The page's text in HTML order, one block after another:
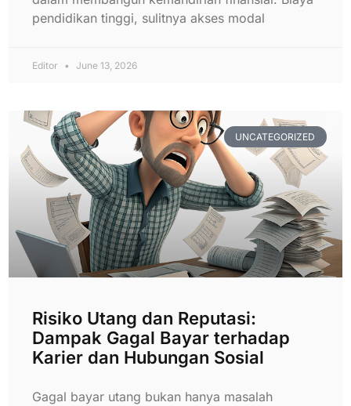
pendidikan tinggi, sulitnya akses modal
Editor June 13, 2026
UNCATEGORIZED
Risiko Utang dan Reputasi:
Dampak Gagal Bayar terhadap
Karier dan Hubungan Sosial
Gagal bayar utang bukan hanya masalah